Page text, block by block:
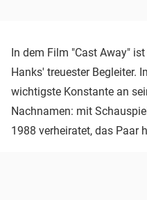
In dem Film "Cast Away"
Hanks' treuester Begleiter.
wichtigste Konstante an
Nachnamen: mit
1988 verheiratet, das Paar